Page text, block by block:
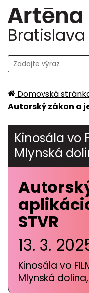
Bratislava
Domovská
Autorský zákon a
Kinosála vo
Mlynská
STVR
13. 3.
Kinosála vo
Mlynská